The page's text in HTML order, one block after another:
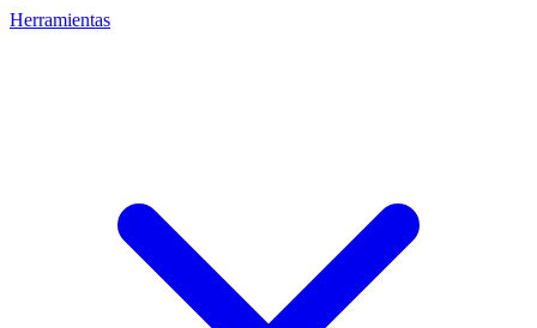
Herramientas